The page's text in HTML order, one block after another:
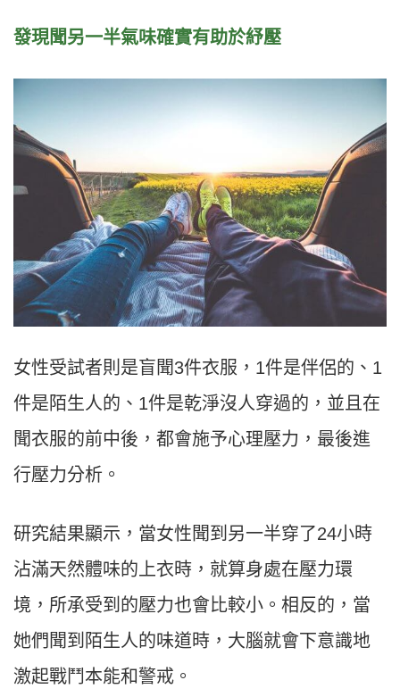
發現聞另一半氣味確實有助於紓壓
女性受試者則是盲聞3件衣服，1件是伴侶的、1
件是陌生人的、1件是乾淨沒人穿過的，並且在
聞衣服的前中後，都會施予心理壓力，最後進
行壓力分析。
研究結果顯示，當女性聞到另一半穿了24小時
沾滿天然體味的上衣時，就算身處在壓力環
境，所承受到的壓力也會比較小。相反的，當
她們聞到陌生人的味道時，大腦就會下意識地
激起戰鬥本能和警戒。